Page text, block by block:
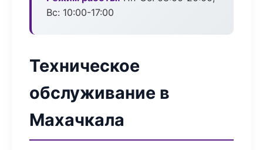
Вс: 10:00-17:00
Техническое
обслуживание в
Махачкала